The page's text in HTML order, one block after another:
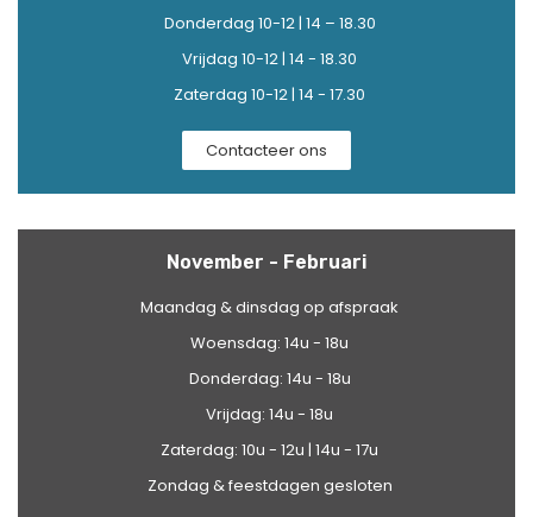
Donderdag 10-12 | 14 – 18.30
Vrijdag 10-12 | 14 - 18.30
Zaterdag 10-12 | 14 - 17.30
Contacteer ons
November - Februari
Maandag & dinsdag op afspraak
Woensdag: 14u - 18u
Donderdag: 14u - 18u
Vrijdag: 14u - 18u
Zaterdag: 10u - 12u | 14u - 17u
Zondag & feestdagen gesloten